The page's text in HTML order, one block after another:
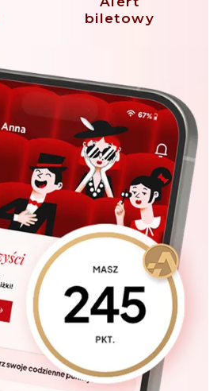
biletowy